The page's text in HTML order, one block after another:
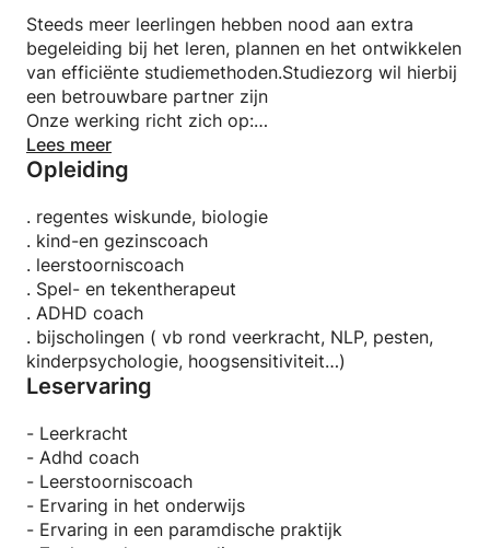
Steeds meer leerlingen hebben nood aan extra
begeleiding bij het leren, plannen en het ontwikkelen
van efficiënte studiemethoden.Studiezorg wil hierbij
een betrouwbare partner zijn
Onze werking richt zich op:
° Bijlessen voor kinderen van 8 tot 14 jaar
°Ondersteuning bij leerproblemen
° Werken rond secundaire problemen zoals
faalangst, motivatie en het versterken van de
positieve mindset.
Lees meer
Opleiding
. regentes wiskunde, biologie
. kind-en gezinscoach
. leerstoorniscoach
. Spel- en tekentherapeut
. ADHD coach
. bijscholingen ( vb rond veerkracht, NLP, pesten,
kinderpsychologie, hoogsensitiviteit…)
Leservaring
- Leerkracht
- Adhd coach
- Leerstoorniscoach
- Ervaring in het onderwijs
- Ervaring in een paramdische praktijk